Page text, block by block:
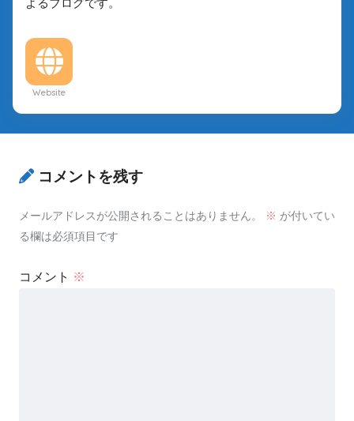
Website
コメントを残す
メールアドレスが公開されることはありません。 ※ が付いてい
る欄は必須項目です
コメント ※